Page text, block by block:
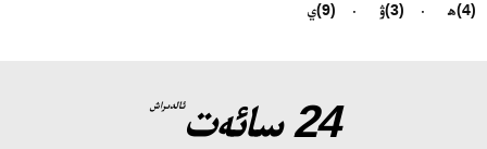
ھ
(4) ۋ (3) ي (9)
24 سائەت ئالدىراش